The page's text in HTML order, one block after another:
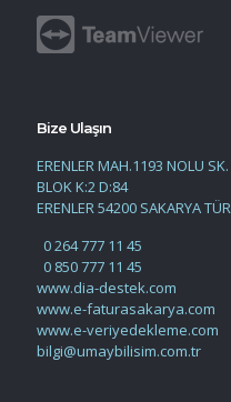
Bize Ulaşın
ERENLER MAH.1193 NOLU
BLOK K:2 D:84
ERENLER 54200 SAKARYA
0 264 777 11 45
0 850 777 11 45
www.dia-destek.com
www.e-faturasakarya.com
www.e-veriyedekleme.com
bilgi@umaybilisim.com.tr